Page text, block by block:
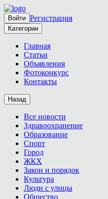
Войти Регистрация
Категории
Главная
Статьи
Объявления
Фотоконкурс
Контакты
Назад
Все новости
Здравоохранение
Образование
Спорт
Город
ЖКХ
Закон и порядок
Культура
Люди с улицы
Общество